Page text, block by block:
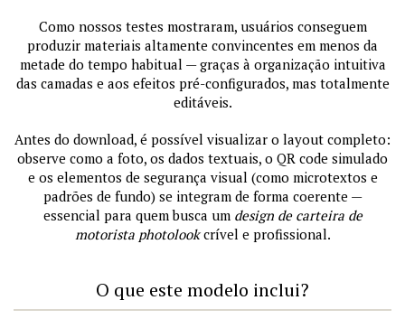
Como nossos testes mostraram, usuários conseguem
produzir materiais altamente convincentes em menos da
metade do tempo habitual — graças à organização intuitiva
das camadas e aos efeitos pré-configurados, mas totalmente
editáveis.
Antes do download, é possível visualizar o layout completo:
observe como a foto, os dados textuais, o QR code simulado
e os elementos de segurança visual (como microtextos e
padrões de fundo) se integram de forma coerente —
essencial para quem busca um design de carteira de
motorista photolookcrível e profissional.
O que este modelo inclui?